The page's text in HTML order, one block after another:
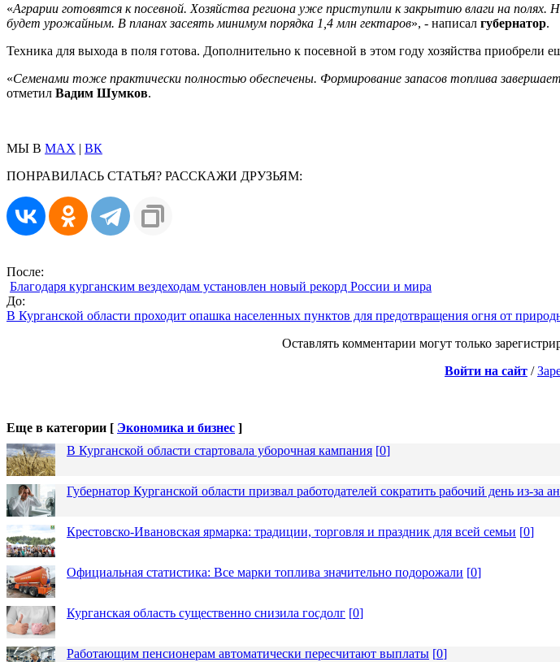
«Аграрии готовятся к посевной. Хозяйства региона уже приступили к закрытию влаги на
будет урожайным. В планах засеять минимум порядка 1,4 млн гектаров», - написал губернатор.
Техника для выхода в поля готова. Дополнительно к посевной в этом году хозяйства
«Семенами тоже практически полностью обеспечены. Формирование запасов топлива
отметил Вадим Шумков.
МЫ В MAX | ВК
ПОНРАВИЛАСЬ СТАТЬЯ? РАССКАЖИ ДРУЗЬЯМ:
После:
Благодаря курганским вездеходам установлен новый рекорд России и мира
До:
В Курганской области проходит опашка населенных пунктов для предотвращения огня от
Оставлять комментарии могут только
Войти на сайт /
Еще в категории [ Экономика и бизнес ]
В Курганской области стартовала уборочная кампания [0]
Губернатор Курганской области призвал работодателей сократить рабочий день из-за
Крестовско-Ивановская ярмарка: традиции, торговля и праздник для всей семьи [0]
Официальная статистика: Все марки топлива значительно подорожали [0]
Курганская область существенно снизила госдолг [0]
Работающим пенсионерам автоматически пересчитают выплаты [0]